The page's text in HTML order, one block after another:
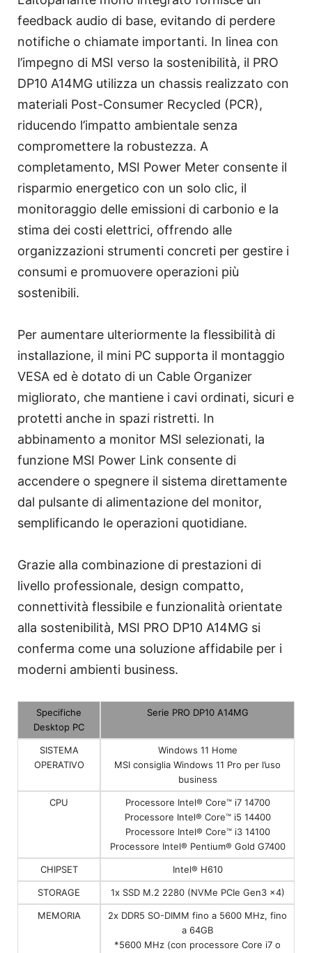
feedback audio di base, evitando di perdere
notifiche o chiamate importanti. In linea con
l’impegno di MSI verso la sostenibilità, il PRO
DP10 A14MG utilizza un chassis realizzato con
materiali Post-Consumer Recycled (PCR),
riducendo l’impatto ambientale senza
compromettere la robustezza. A
completamento, MSI Power Meter consente il
risparmio energetico con un solo clic, il
monitoraggio delle emissioni di carbonio e la
stima dei costi elettrici, offrendo alle
organizzazioni strumenti concreti per gestire i
consumi e promuovere operazioni più
sostenibili.
Per aumentare ulteriormente la flessibilità di
installazione, il mini PC supporta il montaggio
VESA ed è dotato di un Cable Organizer
migliorato, che mantiene i cavi ordinati, sicuri e
protetti anche in spazi ristretti. In
abbinamento a monitor MSI selezionati, la
funzione MSI Power Link consente di
accendere o spegnere il sistema direttamente
dal pulsante di alimentazione del monitor,
semplificando le operazioni quotidiane.
Grazie alla combinazione di prestazioni di
livello professionale, design compatto,
connettività flessibile e funzionalità orientate
alla sostenibilità, MSI PRO DP10 A14MG si
conferma come una soluzione affidabile per i
moderni ambienti business.
Specifiche
Desktop PC
Serie PRO DP10 A14MG
SISTEMA
OPERATIVO
Windows 11 Home
MSI consiglia Windows 11 Pro per l’uso
business
CPU
Processore Intel® Core™ i7 14700
Processore Intel® Core™ i5 14400
Processore Intel® Core™ i3 14100
Processore Intel® Pentium® Gold G7400
CHIPSET Intel® H610
STORAGE 1x SSD M.2 2280 (NVMe PCIe Gen3 x4)
MEMORIA
2x DDR5 SO-DIMM fino a 5600 MHz, fino
a 64GB
*5600 MHz (con processore Core i7 o